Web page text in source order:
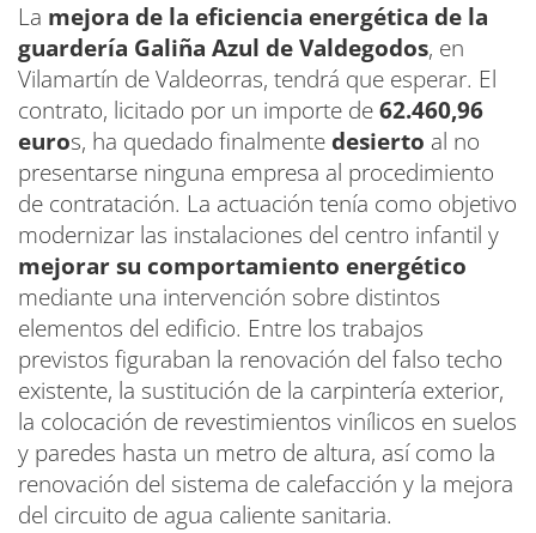
La mejora de la eficiencia energética de la
guardería Galiña Azul de Valdegodos, en
Vilamartín de Valdeorras, tendrá que esperar. El
contrato, licitado por un importe de62.460,96
euros, ha quedado finalmente desierto al no
presentarse ninguna empresa al procedimiento
de contratación. La actuación tenía como objetivo
modernizar las instalaciones del centro infantil y
mejorar su comportamiento energético
mediante una intervención sobre distintos
elementos del edificio. Entre los trabajos
previstos figuraban la renovación del falso techo
existente, la sustitución de la carpintería exterior,
la colocación de revestimientos vinílicos en suelos
y paredes hasta un metro de altura, así como la
renovación del sistema de calefacción y la mejora
del circuito de agua caliente sanitaria.